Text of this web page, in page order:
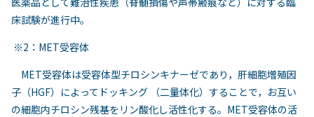
床試験が進行中。
※2：MET受容体
MET受容体は受容体型チロシンキナーゼであり，肝細胞増殖因
子（HGF）によってドッキング （二量体化）することで，お互い
の細胞内チロシン残基をリン酸化し活性化する。MET受容体の活